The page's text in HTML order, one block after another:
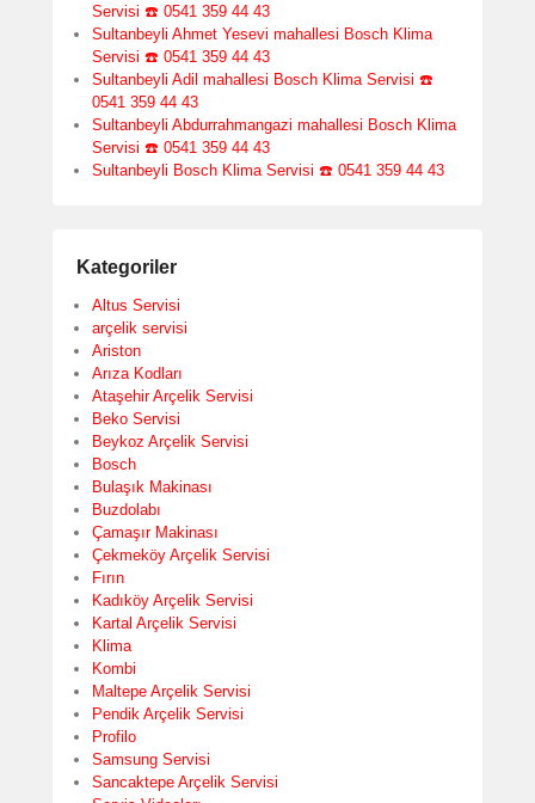
Servisi ☎️ 0541 359 44 43
Sultanbeyli Ahmet Yesevi mahallesi Bosch Klima
Servisi ☎️ 0541 359 44 43
Sultanbeyli Adil mahallesi Bosch Klima Servisi ☎️
0541 359 44 43
Sultanbeyli Abdurrahmangazi mahallesi Bosch Klima
Servisi ☎️ 0541 359 44 43
Sultanbeyli Bosch Klima Servisi ☎️ 0541 359 44 43
Kategoriler
Altus Servisi
arçelik servisi
Ariston
Arıza Kodları
Ataşehir Arçelik Servisi
Beko Servisi
Beykoz Arçelik Servisi
Bosch
Bulaşık Makinası
Buzdolabı
Çamaşır Makinası
Çekmeköy Arçelik Servisi
Fırın
Kadıköy Arçelik Servisi
Kartal Arçelik Servisi
Klima
Kombi
Maltepe Arçelik Servisi
Pendik Arçelik Servisi
Profilo
Samsung Servisi
Sancaktepe Arçelik Servisi